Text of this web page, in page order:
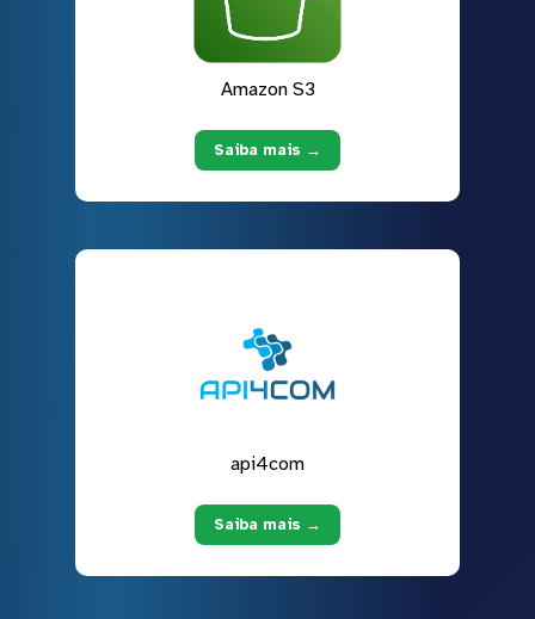
Amazon S3
Saiba mais →
api4com
Saiba mais →